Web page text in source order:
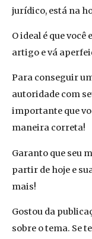
jurídico, está na
O ideal é que
artigo e vá
Para conseguir
autoridade com
importante que
maneira correta!
Garanto que seu
partir de hoje e
mais!
Gostou da
sobre o tema. Se